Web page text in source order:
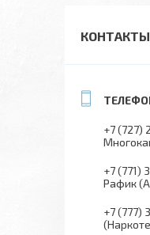
КОНТАКТЫ
+7 (727)
+7 (771)
Рафик
+7 (777)